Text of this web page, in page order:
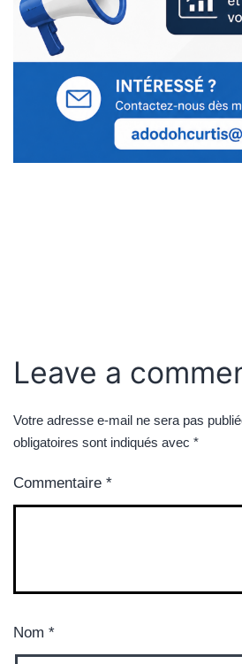
Leave a
Votre adresse e-mail ne sera pas
obligatoires sont indiqués avec *
Commentaire *
Nom *